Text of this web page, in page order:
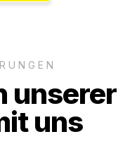
unserer
uns